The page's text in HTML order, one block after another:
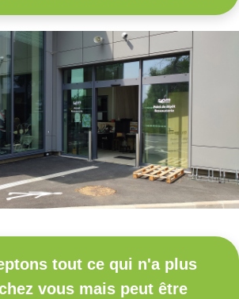
tout ce qui n'a plus
vous mais peut être